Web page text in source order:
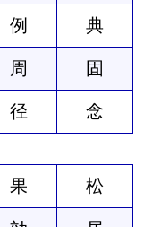
例 典
周 固
径 念
果 松